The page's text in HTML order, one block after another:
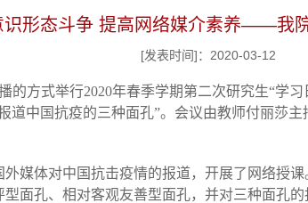
形态斗争 提高网络媒介素养——我
[发表时间]：2020-03-12
的方式举行2020年春季学期第二次研究生“学
道中国抗疫的三种面孔”。会议由教师付丽莎
媒体对中国抗击疫情的报道，开展了网络授
面孔、相对客观友善型面孔，并对三种面孔